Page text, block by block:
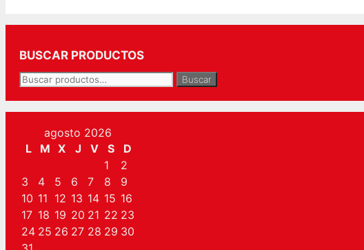
BUSCAR PRODUCTOS
Buscar
por:
Buscar
agosto 2026
L
M X J V S
D
1
2
3
4 5 6 7 8
9
10 11 12 13 14 15 16
17 18 19 20 21 22 23
24 25 26 27 28 29 30